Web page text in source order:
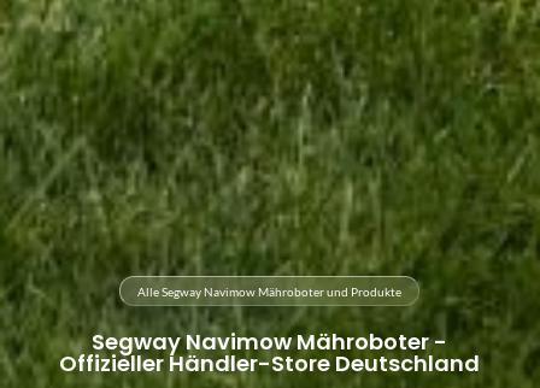
Alle Segway Navimow Mähroboter und Produkte
Segway Navimow Mähroboter -
Offizieller Händler-Store Deutschland